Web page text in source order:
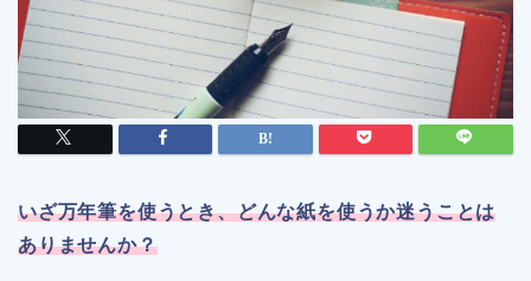
いざ万年筆を使うとき、どんな紙を使うか迷うことは
ありませんか？